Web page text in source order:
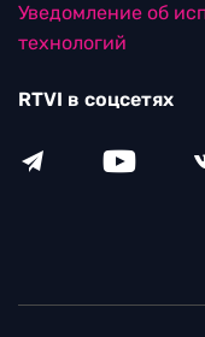
Уведомление об
технологий
RTVI в соцсетях